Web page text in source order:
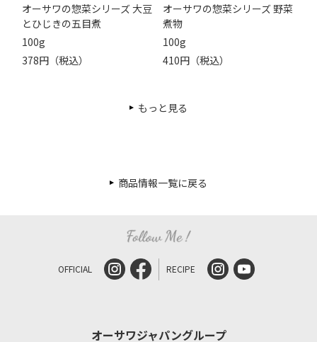
オーサワの惣菜シリーズ 大豆
とひじきの五目煮
100g
378円（税込）
オーサワの惣菜シリーズ 野菜
煮物
100g
410円（税込）
もっと見る
商品情報一覧に戻る
OFFICIAL RECIPE
オーサワジャパングループ